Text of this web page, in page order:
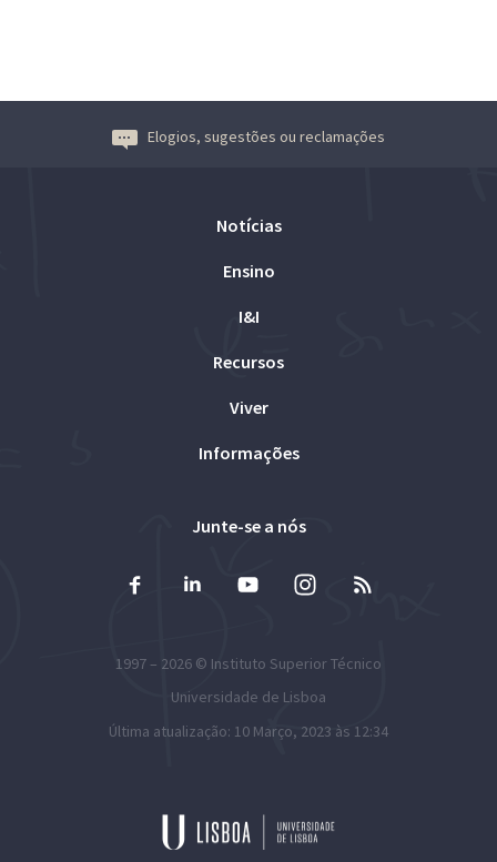
Elogios, sugestões ou reclamações
Notícias
Ensino
I&I
Recursos
Viver
Informações
Junte-se a nós
1997 – 2026 © Instituto Superior Técnico
Universidade de Lisboa
Última atualização: 10 Março, 2023 às 12:34